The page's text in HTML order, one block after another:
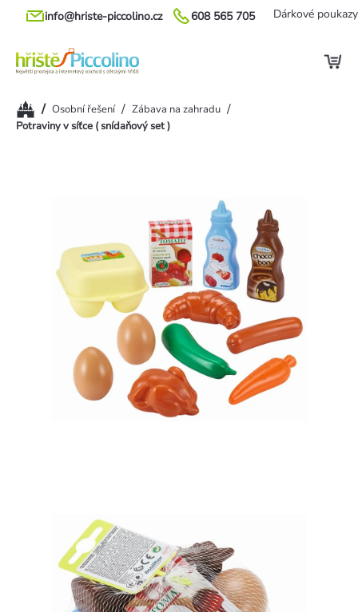
Přejít
608 565 705
info@hriste-piccolino.cz Dárkové poukazy
Domů/ Osobní řešení / Zábava na zahradu /
Potraviny v síťce ( snídaňový set )